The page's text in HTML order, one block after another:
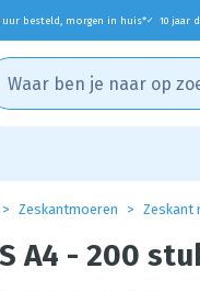
uur besteld, morgen in huis*✓ 10 jaar
Zeskantmoeren Zeskant
A4 - 200